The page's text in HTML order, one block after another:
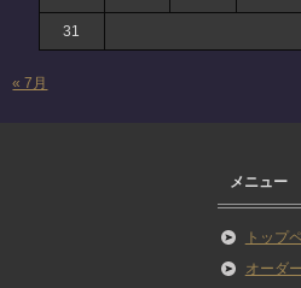
31
« 7月
メニュー
トップ
オーダ